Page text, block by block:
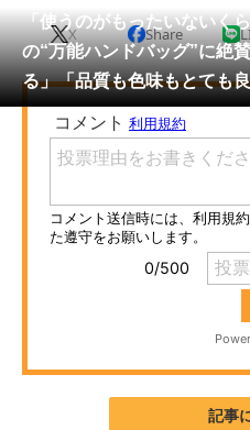
会員記事
メディア
注目記事を集めた総合ページ
ITの今と未来を見通す
スマホと通信の最新トレンド
進化するPCとデバイスの未来
AI活用のいまが分かる
「使うのがもったいないく
の“万能ハンドバッグ”に絶
る」「品質も色味もとても
X Share
記事